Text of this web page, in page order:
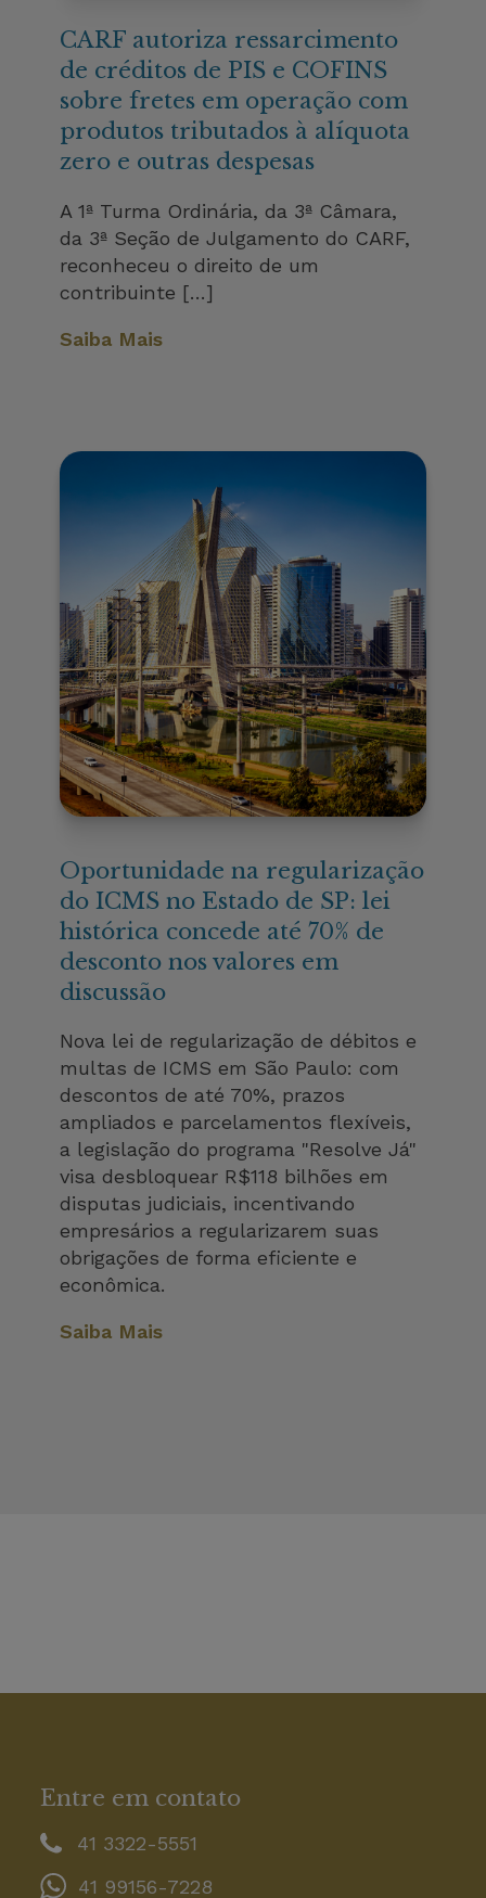
CARF autoriza ressarcimento
de créditos de PIS e COFINS
sobre fretes em operação com
produtos tributados à alíquota
zero e outras despesas
A 1ª Turma Ordinária, da 3ª Câmara,
da 3ª Seção de Julgamento do CARF,
reconheceu o direito de um
contribuinte […]
Saiba Mais
Oportunidade na regularização
do ICMS no Estado de SP: lei
histórica concede até 70% de
desconto nos valores em
discussão
Nova lei de regularização de débitos e
multas de ICMS em São Paulo: com
descontos de até 70%, prazos
ampliados e parcelamentos flexíveis,
a legislação do programa "Resolve Já"
visa desbloquear R$118 bilhões em
disputas judiciais, incentivando
empresários a regularizarem suas
obrigações de forma eficiente e
econômica.
Saiba Mais
Entre em contato
41 3322-5551
41 99156-7228